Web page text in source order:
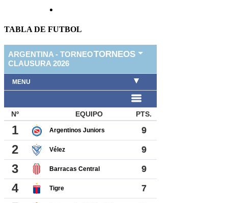
TABLA DE FUTBOL